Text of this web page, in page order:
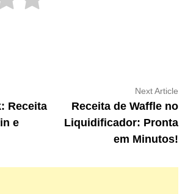
Receita
e
Next Article
Receita de Waffle no
Liquidificador: Pronta
em Minutos!